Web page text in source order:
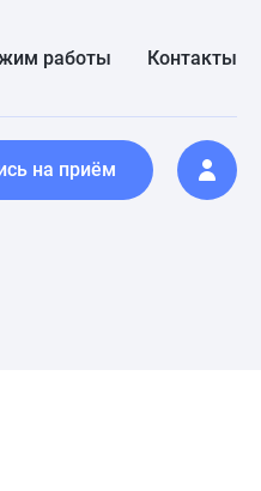
работы Контакты
на приём